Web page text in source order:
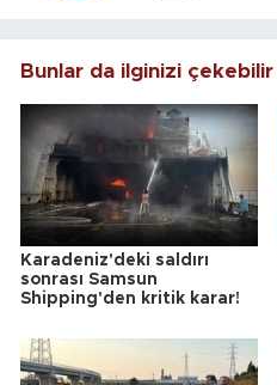
Bunlar da ilginizi çekebilir
Karadeniz'deki saldırı
sonrası Samsun
Shipping'den kritik karar!